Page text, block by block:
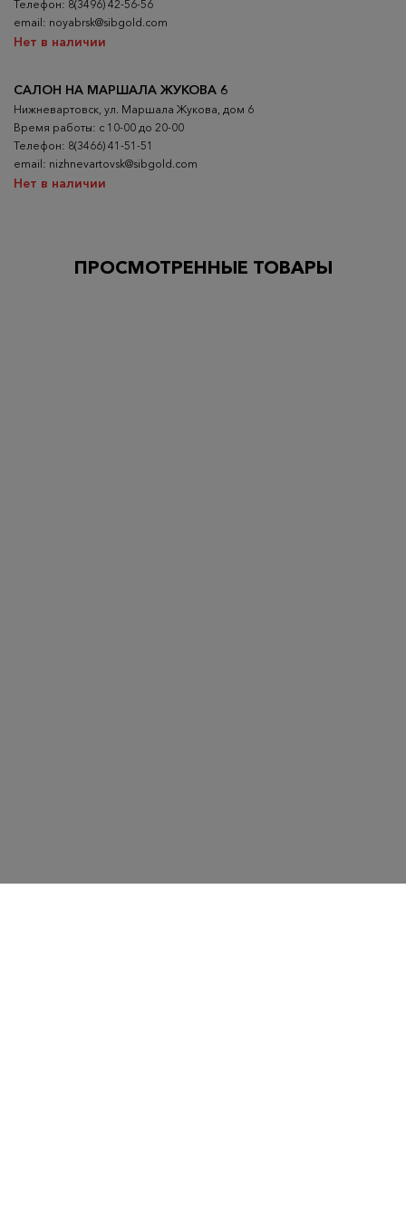
Телефон: 8(3496) 42-56-56
email: noyabrsk@sibgold.com
Нет в наличии
САЛОН НА МАРШАЛА ЖУКОВА 6
Нижневартовск, ул. Маршала Жукова, дом 6
Время работы: с 10-00 до 20-00
Телефон: 8(3466) 41-51-51
email: nizhnevartovsk@sibgold.com
Нет в наличии
ПРОСМОТРЕННЫЕ ТОВАРЫ